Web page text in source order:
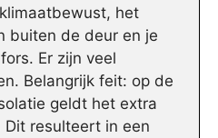
het
buiten de deur en je
Er zijn veel
Belangrijk feit: op de
geldt het extra
Dit resulteert in een